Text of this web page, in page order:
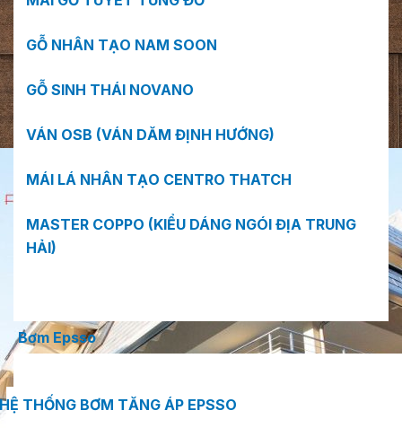
GỖ NHÂN TẠO NAM SOON
GỖ SINH THÁI NOVANO
VÁN OSB (VÁN DĂM ĐỊNH HƯỚNG)
MÁI LÁ NHÂN TẠO CENTRO THATCH
MASTER COPPO (KIỂU DÁNG NGÓI ĐỊA TRUNG
HẢI)
Bơm Epsso
HỆ THỐNG BƠM TĂNG ÁP EPSSO